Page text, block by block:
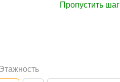
Пропустить шаг